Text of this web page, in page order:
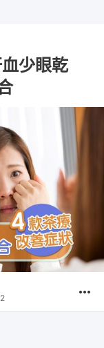
血少眼乾